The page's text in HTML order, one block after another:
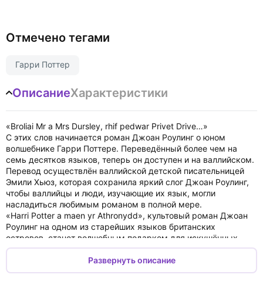
Отмечено тегами
Гарри Поттер
ОписаниеХарактеристики
«Broliai Mr a Mrs Dursley, rhif pedwar Privet Drive…»
С этих слов начинается роман Джоан Роулинг о юном
волшебнике Гарри Поттере. Переведённый более чем на
семь десятков языков, теперь он доступен и на валлийском.
Перевод осуществлён валлийской детской писательницей
Эмили Хьюз, которая сохранила яркий слог Джоан Роулинг,
чтобы валлийцы и люди, изучающие их язык, могли
насладиться любимым романом в полной мере.
«Harri Potter a maen yr Athronydd», культовый роман Джоан
Роулинг на одном из старейших языков британских
островов, станет волшебным подарком для искушённых
ценителей творчества автора.
В 2001 году по книге снят одноимённый фильм.
Книга на валлийском языке.
Развернуть описание